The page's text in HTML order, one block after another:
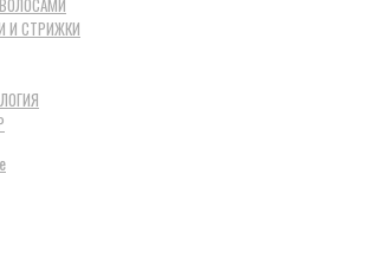
И СТРИЖКИ